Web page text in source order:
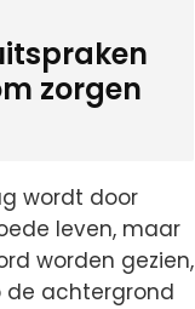
zorgen
wordt door
leven, maar
worden gezien,
de achtergrond